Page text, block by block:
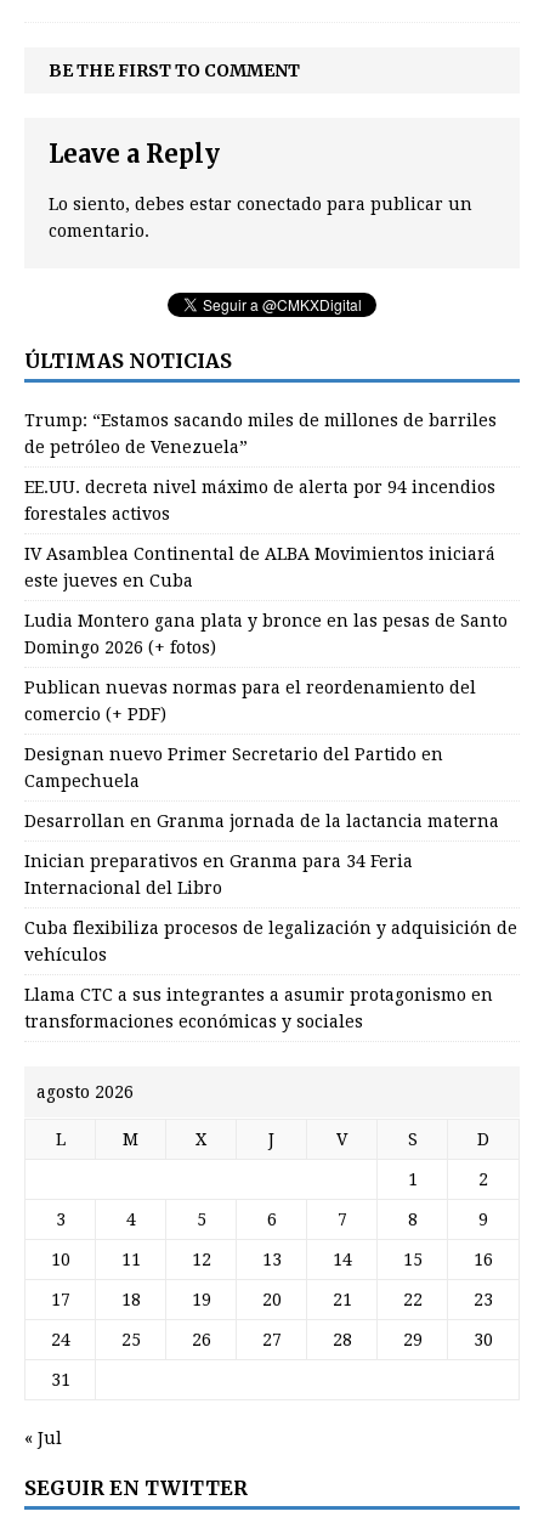
BE THE FIRST TO COMMENT
Leave a Reply
Lo siento, debes estar conectado para publicar un
comentario.
ÚLTIMAS NOTICIAS
Trump: “Estamos sacando miles de millones de barriles
de petróleo de Venezuela”
EE.UU. decreta nivel máximo de alerta por 94 incendios
forestales activos
IV Asamblea Continental de ALBA Movimientos iniciará
este jueves en Cuba
Ludia Montero gana plata y bronce en las pesas de Santo
Domingo 2026 (+ fotos)
Publican nuevas normas para el reordenamiento del
comercio (+ PDF)
Designan nuevo Primer Secretario del Partido en
Campechuela
Desarrollan en Granma jornada de la lactancia materna
Inician preparativos en Granma para 34 Feria
Internacional del Libro
Cuba flexibiliza procesos de legalización y adquisición de
vehículos
Llama CTC a sus integrantes a asumir protagonismo en
transformaciones económicas y sociales
agosto 2026
L M X J V S D
1 2
3 4 5 6 7 8 9
10 11 12 13 14 15 16
17 18 19 20 21 22 23
24 25 26 27 28 29 30
31
« Jul
SEGUIR EN TWITTER